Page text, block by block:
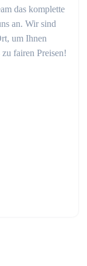
das komplette
an. Wir sind
um Ihnen
fairen Preisen!